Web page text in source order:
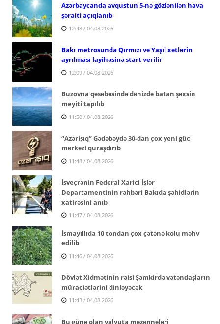
Azərbaycanda avqustun 5-nə gözlənilən hava
şəraiti açıqlanıb
12:48 / 04.08.2026
Bakı metrosunda Qırmızı və Yaşıl xətlərin
ayrılması layihəsinə start verilir
12:09 / 04.08.2026
Buzovna qəsəbəsində dənizdə batan şəxsin
meyiti tapılıb
11:50 / 04.08.2026
“Azərişıq” Gədəbəydə 30-dan çox yeni güc
mərkəzi quraşdırıb
11:48 / 04.08.2026
İsveçrənin Federal Xarici İşlər
Departamentinin rəhbəri Bakıda şəhidlərin
xatirəsini anıb
11:47 / 04.08.2026
İsmayıllıda 10 tondan çox çətənə kolu məhv
edilib
11:46 / 04.08.2026
Dövlət Xidmətinin rəisi Şəmkirdə vətəndaşların
müraciətlərini dinləyəcək
11:43 / 04.08.2026
Bu günə olan valyuta məzənnələri